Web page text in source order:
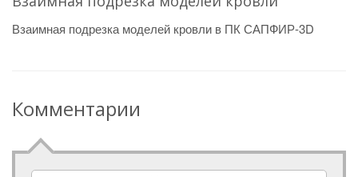
Взаимная подрезка моделей кровли в ПК САПФИР-3D
Комментарии